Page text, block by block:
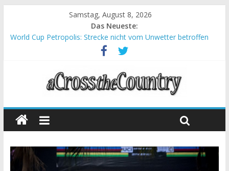
Samstag, August 8, 2026
Das Neueste:
World Cup Petropolis: Strecke nicht vom Unwetter betroffen
Krumbach und Obergessertshausen: Mountainbike-Bundesliga
Supercup Massi Banyoles: Siege für Carod und Richards
Halbzeit beim Andalucia Bike Race: Weltmeister Seewald führt
Chelva: Schweizer Doppelsieg beim ersten XCO-Rennen der